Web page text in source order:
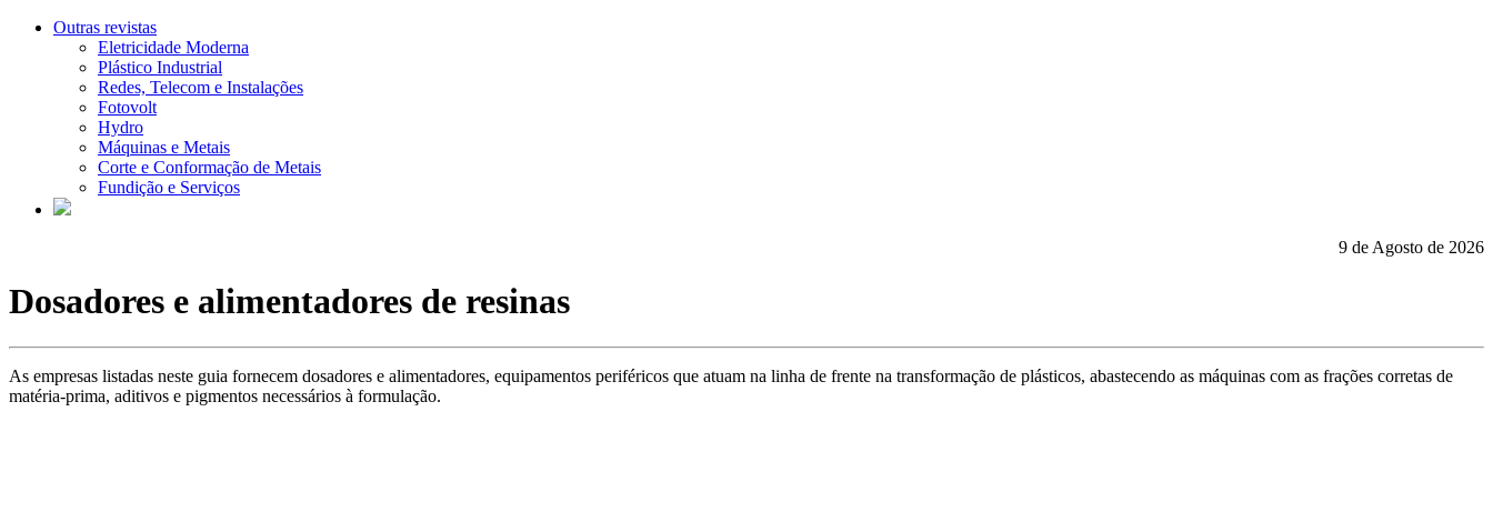
Outras revistas
Eletricidade Moderna
Plástico Industrial
Redes, Telecom e Instalações
Fotovolt
Hydro
Máquinas e Metais
Corte e Conformação de Metais
Fundição e Serviços
9 de Agosto de 2026
Dosadores e alimentadores de resinas
As empresas listadas neste guia fornecem dosadores e alimentadores, equipamentos periféricos que atuam na linha de frente na transformação de plásticos, abastecendo as máquinas com as frações corretas de
matéria-prima, aditivos e pigmentos necessários à formulação.